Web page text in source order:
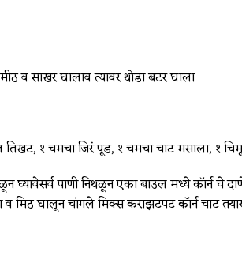
व साखर घालाव त्यावर थोडा बटर घाला
१ चमचा जिरं पूड, १ चमचा चाट मसाला, १
पाणी निथळून एका बाउल मध्ये कॉर्न चे
मिठ घालून चांगले मिक्स कराझटपट कॉर्न चाट